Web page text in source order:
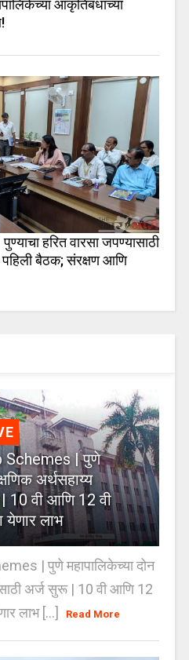
आकृतिबंधाच्या
हरित वारसा जपण्यासाठी
बैठक; संरक्षण आणि
Schemes | पुणे
अर्थसहाय्य
10 वी आणि 12 वी
येणार लाभ
| पुणे महापालिकेच्या दोन
अर्ज सुरू | 10 वी आणि 12
लाभ [...]
Read More